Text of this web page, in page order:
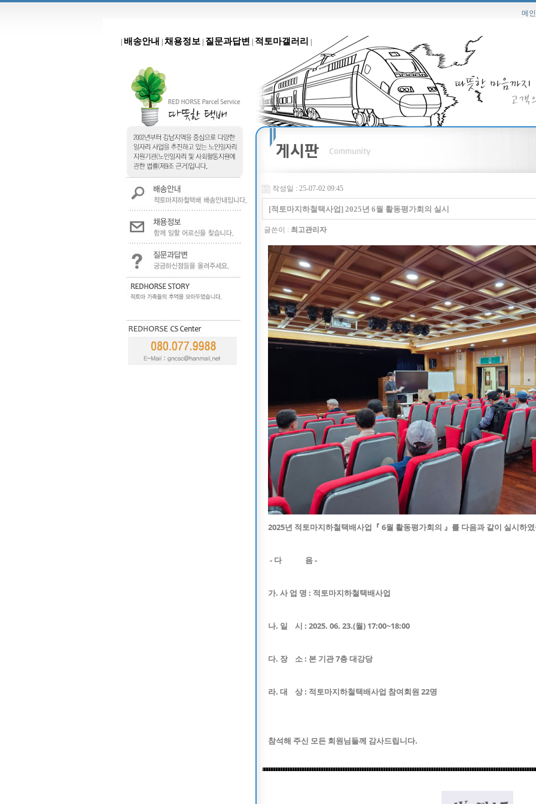
메
배송안내 채용정보 질문과답변 적토마갤러리
작성일 : 25-07-02 09:45
[적토마지하철택사업] 2025년 6월 활동평가회의 실시
글쓴이 : 최고관리자
2025년 적토마지하철택배사업『 6월 활동평가회의 』를 다음과 같이 실시하
- 다 음 -
가. 사 업 명 : 적토마지하철택배사업
나. 일 시 : 2025. 06. 23.(월) 17:00~18:00
다. 장 소 : 본 기관 7층 대강당
라. 대 상 : 적토마지하철택배사업 참여회원 22명
참석해 주신 모든 회원님들께 감사드립니다.